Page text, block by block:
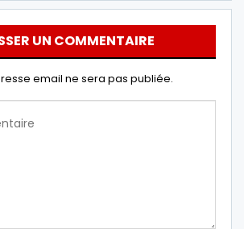
UN COMMENTAIRE
email ne sera pas publiée.